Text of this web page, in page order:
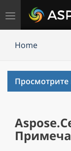
Переключить
Home